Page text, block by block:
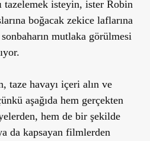
tazelemek isteyin, ister Robin
boğacak zekice laflarına
mutlaka görülmesi
taze havayı içeri alın ve
aşağıda hem gerçekten
hem de bir şekilde
da kapsayan filmlerden